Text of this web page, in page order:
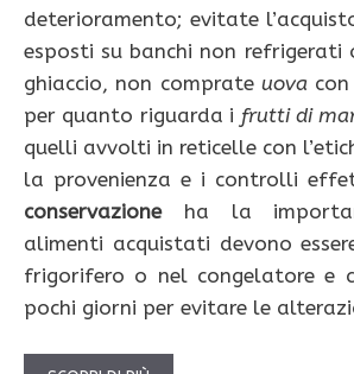
deterioramento; evitate
esposti su banchi non
ghiaccio, non comprate uova
per quanto riguarda i frutti di
quelli avvolti in reticelle con
la provenienza e i controlli
conservazioneha la
alimenti acquistati devono
frigorifero o nel congelatore e
pochi giorni per evitare le